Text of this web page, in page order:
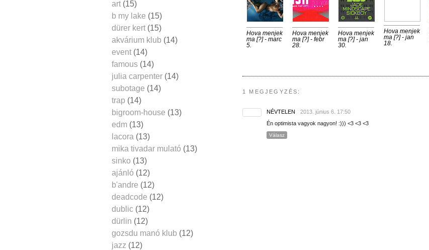
Hova menjek
ma [?] - marc
5.
Hova menjek
ma [?] - febr
28.
Hova menjek
ma [?] - jan
30.
Hova menjek
ma [?] - jan
18.
1 MEGJEGYZÉS:
NÉVTELEN
2013. június 6. 17:50
Én optimista vagyok nagyon! :))) <3 <3 <3
Válasz
art (15)
b my lake (15)
dürer kert (15)
akvárium klub (14)
event (14)
famous (14)
julia carpenter (14)
subotage (14)
trap (14)
bigroom-house (13)
edm (13)
lacora (13)
mika tivadar mulató (13)
sinko (13)
ajánló (12)
b'andre (12)
deadcode (12)
dublic (12)
dürlin (12)
gozsdu manó klub (12)
jazz (12)